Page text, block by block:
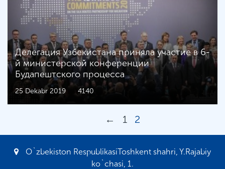
Делегация Узбекистана приняла участие в 6-
й министерской конференции
Будапештского процесса
25 Dekabr 2019 4140
← 1 2
O`zbekiston RespublikasiToshkent shahri, Y.Rajabiy
ko`chasi, 1.